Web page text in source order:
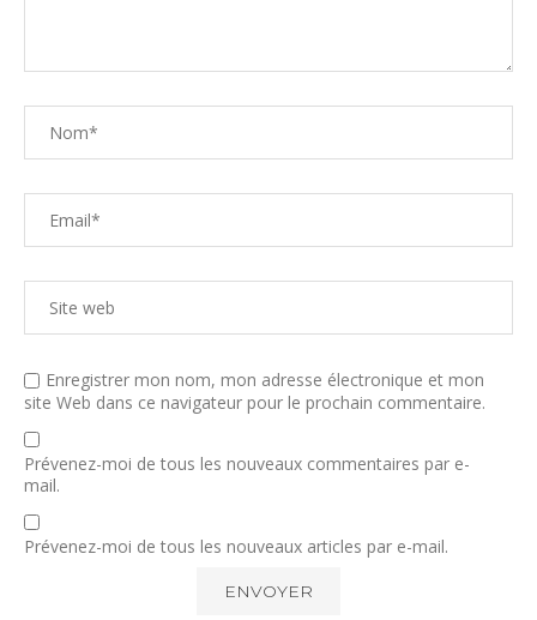
Enregistrer mon nom, mon adresse électronique et mon
site Web dans ce navigateur pour le prochain commentaire.
Prévenez-moi de tous les nouveaux commentaires par e-
mail.
Prévenez-moi de tous les nouveaux articles par e-mail.